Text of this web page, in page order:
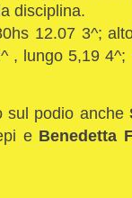
disciplina.
12.07 3^;
, lungo 5,19 4^;
sul podio anche
e Benedetta